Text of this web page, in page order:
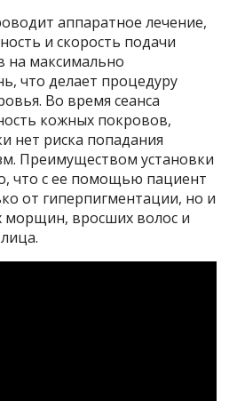
аппаратное лечение,
и скорость подачи
на максимально
что делает процедуру
Во время сеанса
кожных покровов,
нет риска попадания
Преимуществом установки
что с ее помощью пациент
от гиперпигментации, но и
морщин, вросших волос и